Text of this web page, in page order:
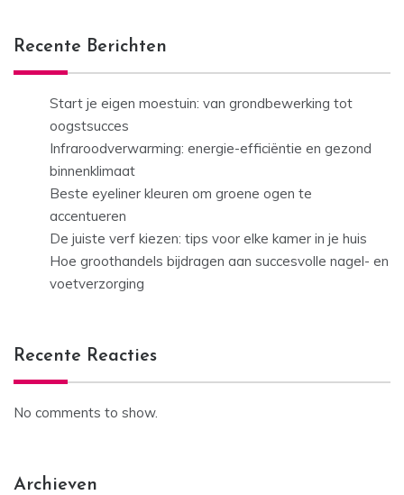
Recente Berichten
Start je eigen moestuin: van grondbewerking tot
oogstsucces
Infraroodverwarming: energie-efficiëntie en gezond
binnenklimaat
Beste eyeliner kleuren om groene ogen te
accentueren
De juiste verf kiezen: tips voor elke kamer in je huis
Hoe groothandels bijdragen aan succesvolle nagel- en
voetverzorging
Recente Reacties
No comments to show.
Archieven